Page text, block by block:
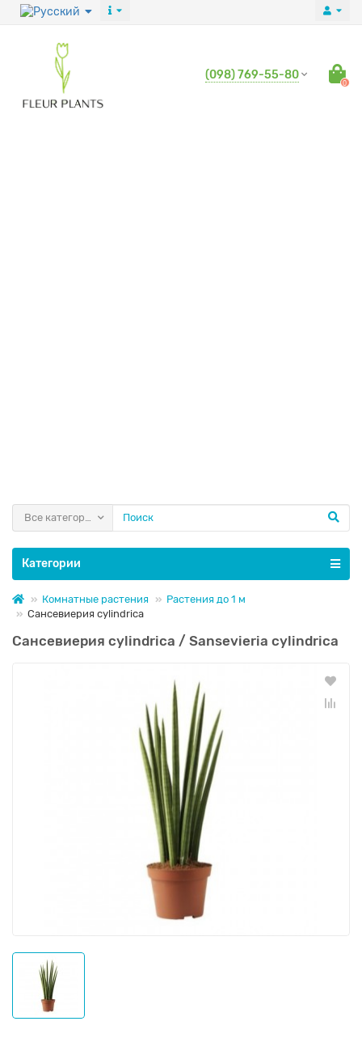
(098) 769-55-80
0
Все категории
Категории
Комнатные растения
Растения до 1 м
Сансевиерия cylindrica
Сансевиерия cylindrica / Sansevieria cylindrica